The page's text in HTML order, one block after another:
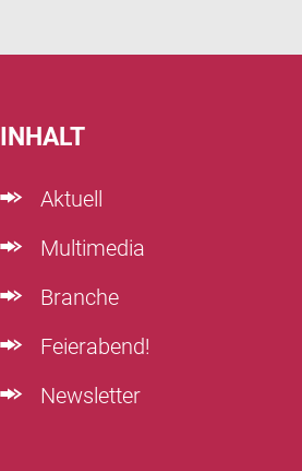
INHALT
Aktuell
Multimedia
Branche
Feierabend!
Newsletter